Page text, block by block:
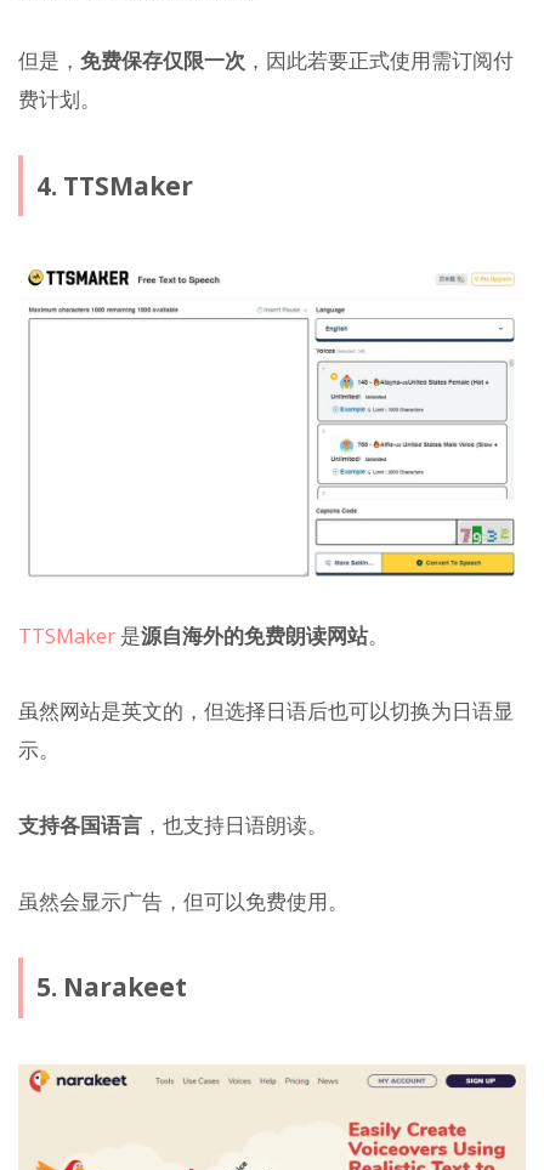
但是， 免费保存仅限一次 ，因此若要正式使用需订阅付
费计划。
4. TTSMaker
TTSMaker 是源自海外的免费朗读网站。
虽然网站是英文的，但选择日语后也可以切换为日语显
示。
支持各国语言 ，也支持日语朗读。
虽然会显示广告，但可以免费使用。
5. Narakeet